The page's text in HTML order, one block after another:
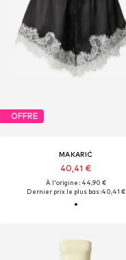
OFFRE
MAKARIĆ
40,41 €
À l'origine : 44,90 €
Dernier prix le plus bas :40,41 €